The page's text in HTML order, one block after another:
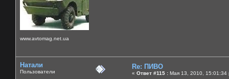
www.avtomag.net.ua
Натали
Пользователи
Re: ПИВО
« Ответ #115 : Мая 13, 2010, 15:01:34